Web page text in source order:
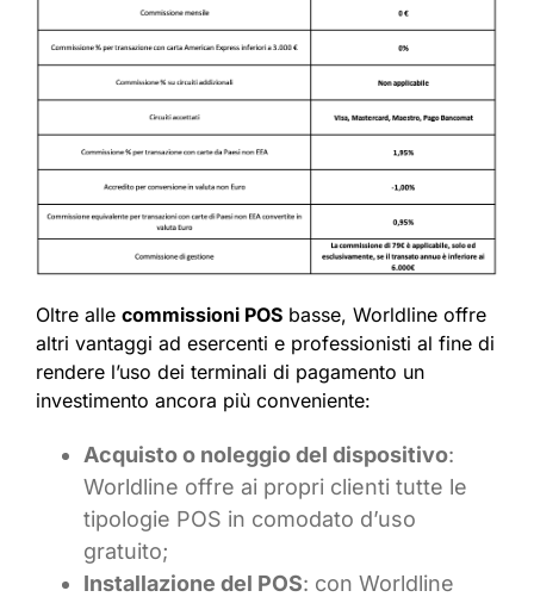
Oltre alle commissioni POS basse, Worldline offre
altri vantaggi ad esercenti e professionisti al fine di
rendere l’uso dei terminali di pagamento un
investimento ancora più conveniente:
Acquisto o noleggio del dispositivo:
Worldline offre ai propri clienti tutte le
tipologie POS in comodato d’uso
gratuito;
Installazione del POS: con Worldline